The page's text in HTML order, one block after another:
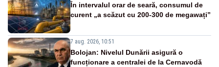
În intervalul orar de seară, consumul de
curent „a scăzut cu 200-300 de megawați”
7 aug. 2026, 10:51
Bolojan: Nivelul Dunării asigură o
funcționare a centralei de la Cernavodă